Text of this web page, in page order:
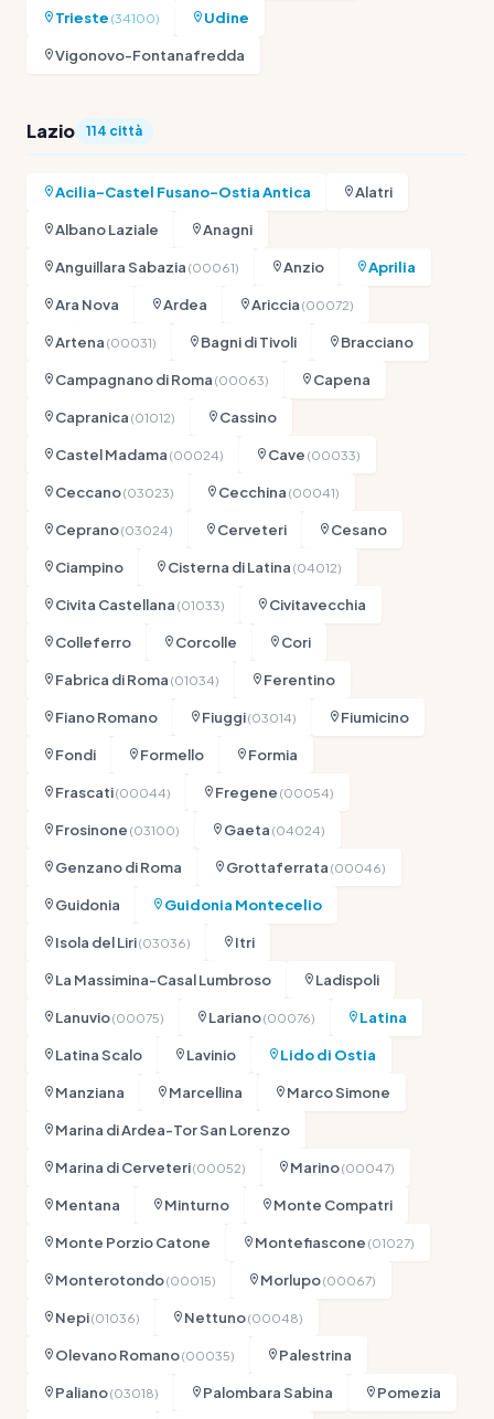
Trieste (34100)
Udine
Vigonovo-Fontanafredda
Lazio 114 città
Acilia-Castel Fusano-Ostia Antica
Alatri
Albano Laziale
Anagni
Anguillara Sabazia (00061) Anzio
Aprilia
Ara Nova
Ardea Ariccia (00072)
Artena (00031) Bagni di Tivoli
Bracciano
Campagnano di Roma (00063)
Capena
Capranica (01012)
Cassino
Castel Madama (00024) Cave (00033)
Ceccano(03023) Cecchina (00041)
Ceprano(03024) Cerveteri
Cesano
Ciampino
Cisterna di Latina (04012)
Civita Castellana (01033)
Civitavecchia
Colleferro
Corcolle
Cori
Fabrica di Roma (01034)
Ferentino
Fiano Romano
Fiuggi(03014)
Fiumicino
Fondi
Formello
Formia
Frascati(00044) Fregene (00054)
Frosinone (03100) Gaeta (04024)
Genzano di Roma Grottaferrata (00046)
Guidonia
Guidonia Montecelio
Isola del Liri(03036)
Itri
La Massimina-Casal Lumbroso
Ladispoli
Lanuvio(00075) Lariano(00076)
Latina
Latina Scalo
Lavinio
Lido di Ostia
Manziana
Marcellina
Marco Simone
Marina di Ardea-Tor San Lorenzo
Marina di Cerveteri(00052) Marino(00047)
Mentana Minturno
Monte Compatri
Monte Porzio Catone
Montefiascone (01027)
Monterotondo(00015) Morlupo(00067)
Nepi(01036) Nettuno(00048)
Olevano Romano(00035)
Palestrina
Paliano(03018) Palombara Sabina
Pomezia